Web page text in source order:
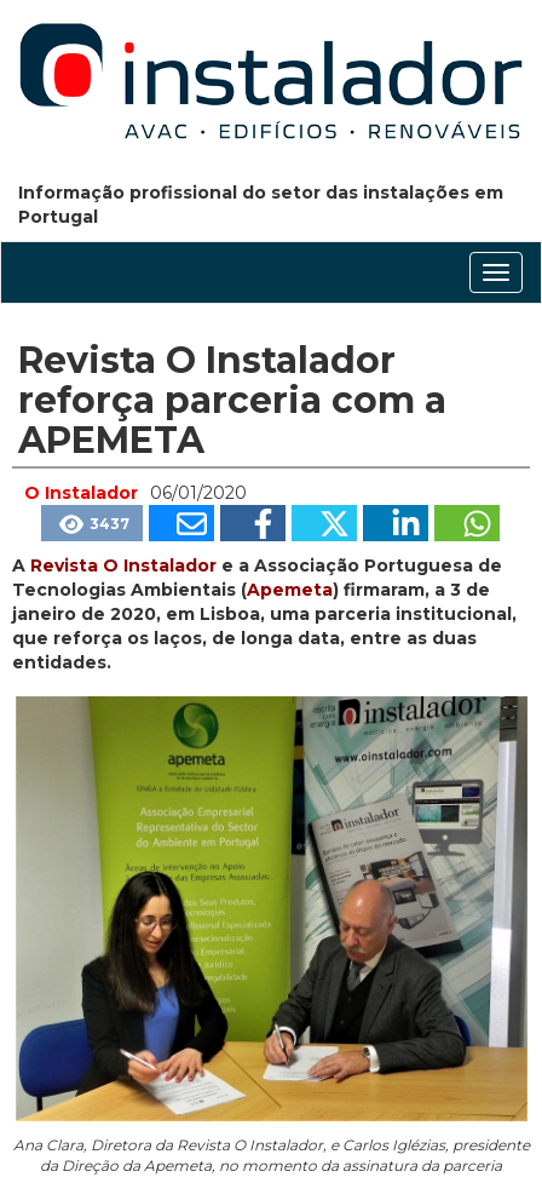
Informação profissional do setor das instalações em
Portugal
Revista O Instalador
reforça parceria com a
APEMETA
O Instalador 06/01/2020
3437
A Revista O Instalador e a Associação Portuguesa de
Tecnologias Ambientais (Apemeta) firmaram, a 3 de
janeiro de 2020, em Lisboa, uma parceria institucional,
que reforça os laços, de longa data, entre as duas
entidades.
Ana Clara, Diretora da Revista O Instalador, e Carlos Iglézias, presidente
da Direção da Apemeta, no momento da assinatura da parceria